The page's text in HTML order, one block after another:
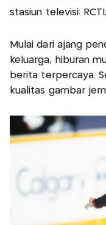
stasiun televisi:
Mulai dari ajang
keluarga, hiburan
berita terpercaya.
kualitas gambar